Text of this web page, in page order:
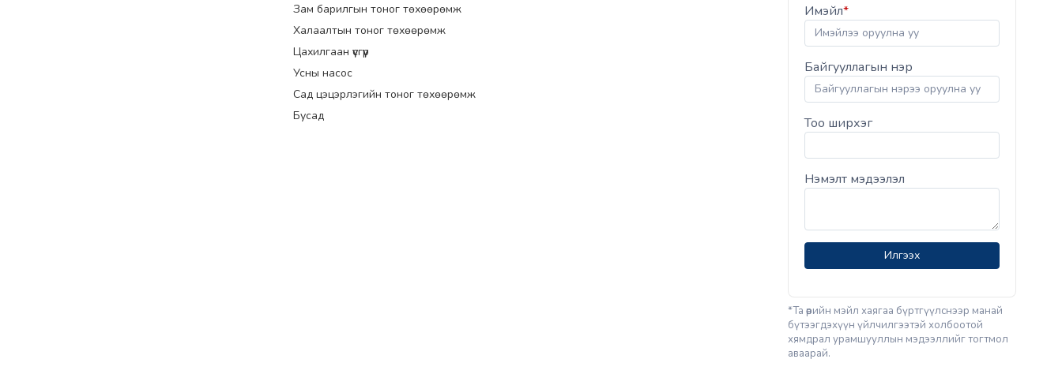
Зам барилгын тоног төхөөрөмж
Халаалтын тоног төхөөрөмж
Цахилгаан үүсгүүр
Усны насос
Сад цэцэрлэгийн тоног төхөөрөмж
Бусад
Имэйл*
Байгууллагын нэр
Тоо ширхэг
Нэмэлт мэдээлэл
Илгээх
*Та өөрийн мэйл хаягаа бүртгүүлснээр манай
бүтээгдэхүүн үйлчилгээтэй холбоотой
хямдрал урамшууллын мэдээллийг тогтмол
аваарай.